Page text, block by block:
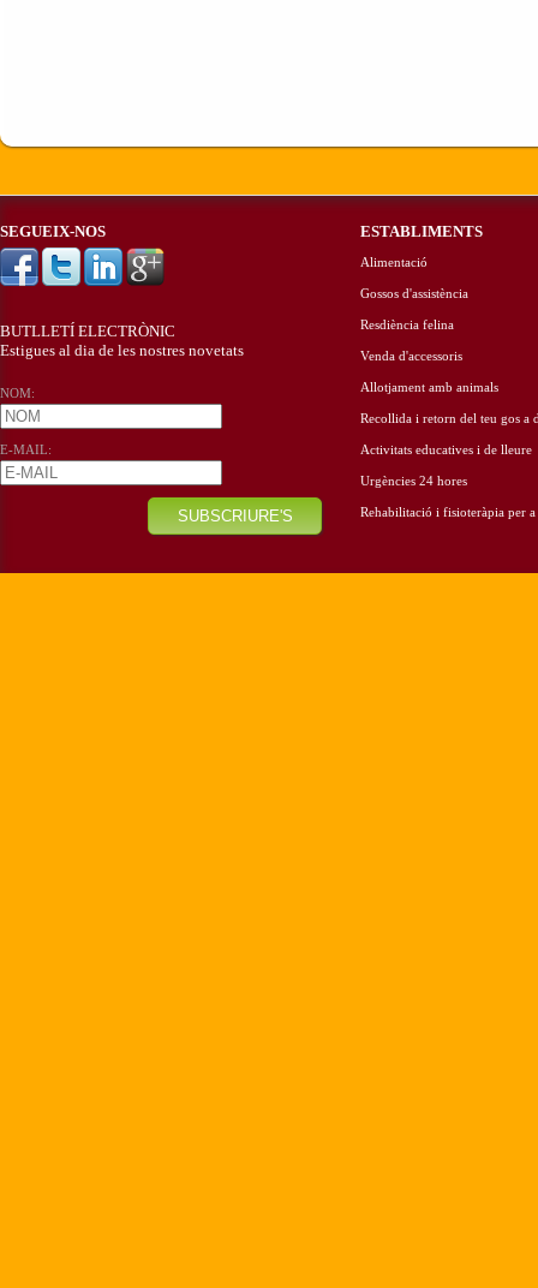
SEGUEIX-NOS
BUTLLETÍ ELECTRÒNIC
Estigues al dia de les nostres novetats
NOM:
E-MAIL:
ESTABLIMENTS
Alimentació
Gossos d'assistència
Resdiència felina
Venda d'accessoris
Allotjament amb animals
Recollida i retorn del teu gos a
Activitats educatives i de lleure
Urgències 24 hores
Rehabilitació i fisioteràpia per a